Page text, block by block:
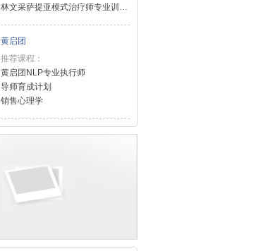
林文采萨提亚模式治疗师专业训练课程（level2）
黄启团
推荐课程：
黄启团NLP专业执行师
导师育成计划
销售心理学